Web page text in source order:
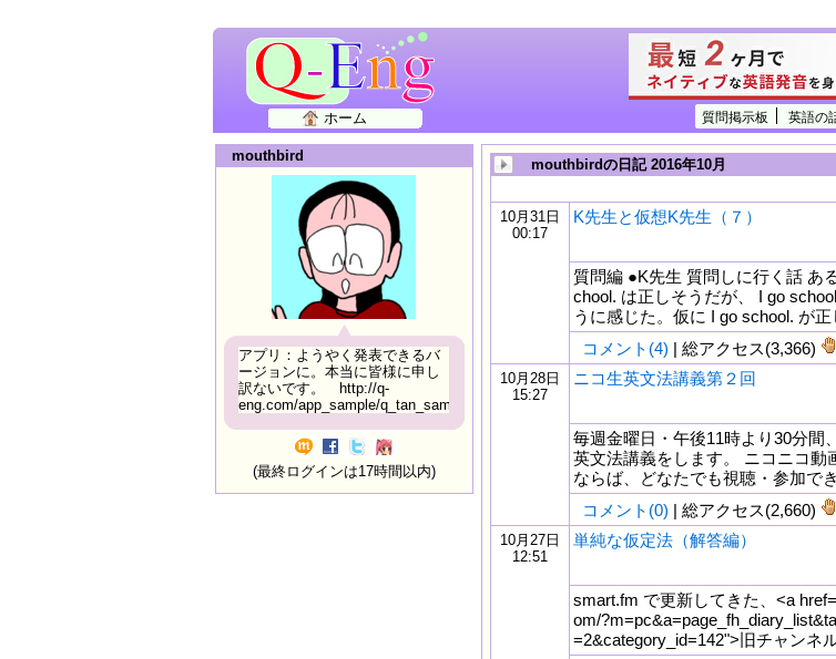
質問掲示板 英語の
ホーム
mouthbird
アプリ：ようやく発表できるバ
ージョンに。本当に皆様に申し
訳ないです。 http://q-
eng.com/app_sample/q_tan_sample06.html
(最終ログインは17時間以内)
mouthbirdの日記 2016年10月
10月31日
00:17
K先生と仮想K先生（７）
質問編 ●K先生 質問しに行く話 あ
chool. は正しそうだが、 I go
うに感じた。仮に I go school. が
コメント(4) | 総アクセス(3,366)
10月28日
15:27
ニコ生英文法講義第２回
毎週金曜日・午後11時より30分間
英文法講義をします。 ニコニコ動
ならば、どなたでも視聴・参加で
コメント(0) | 総アクセス(2,660)
10月27日
12:51
単純な仮定法（解答編）
smart.fm で更新してきた、<a
om/
=2&category_id=142">旧チャンネ